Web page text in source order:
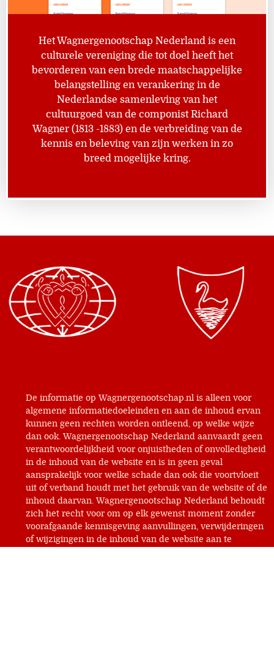
Het Wagnergenootschap Nederland is een
culturele vereniging die tot doel heeft het
bevorderen van een brede maatschappelijke
belangstelling en verankering in de
Nederlandse samenleving van het
cultuurgoed van de componist Richard
Wagner (1813 -1883) en de verbreiding van de
kennis en beleving van zijn werken in zo
breed mogelijke kring.
De informatie op Wagnergenootschap.nl is alleen voor
algemene informatiedoeleinden en aan de inhoud ervan
kunnen geen rechten worden ontleend, op welke wijze
dan ook. Wagnergenootschap Nederland aanvaardt geen
verantwoordelijkheid voor onjuistheden of onvolledigheid
in de inhoud van de website en is in geen geval
aansprakelijk voor welke schade dan ook die voortvloeit
uit of verband houdt met het gebruik van de website of de
inhoud daarvan. Wagnergenootschap Nederland behoudt
zich het recht voor om op elk gewenst moment zonder
voorafgaande kennisgeving aanvullingen, verwijderingen
of wijzigingen in de inhoud van de website aan te